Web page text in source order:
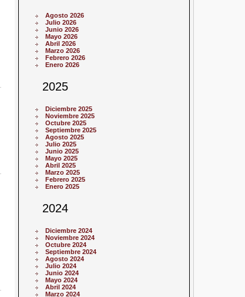
Agosto 2026
Julio 2026
Junio 2026
Mayo 2026
Abril 2026
Marzo 2026
Febrero 2026
Enero 2026
2025
Diciembre 2025
Noviembre 2025
Octubre 2025
Septiembre 2025
Agosto 2025
Julio 2025
Junio 2025
Mayo 2025
Abril 2025
Marzo 2025
Febrero 2025
Enero 2025
2024
Diciembre 2024
Noviembre 2024
Octubre 2024
Septiembre 2024
Agosto 2024
Julio 2024
Junio 2024
Mayo 2024
Abril 2024
Marzo 2024